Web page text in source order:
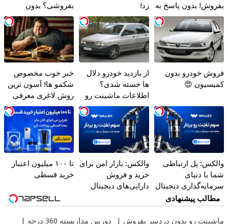
بفروش! بدون پاسخ به
یک تماس
زد!
بفروشی؟ بدون
کمیسیون
فروش خودرو بدون
کمیسیون 😍
از بازدید خودرو دلال
ها خسته شدی؟
اطلاعات ماشینت رو
اینجا ثبت کن
خبر خوب مخصوص
شکمو ها! آسون ترین
روش لاغری معرفی
شد
والکس: پل ارتباطی
شما با دنیای
سرمایه‌گذاری دیجیتال
والکس: بازار امن برای
خرید و فروش
دارایی‌های دیجیتال
تا ۱۰۰ میلیون اعتبار
خرید قسطی
مطالب پیشنهادی
ماشینت رو بدون دردسر بفروش | دوربین مداربسته 360 درجه |